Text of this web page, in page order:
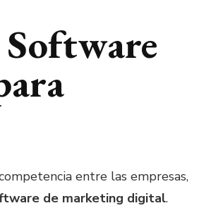
entre las empresas,
de marketing digital.